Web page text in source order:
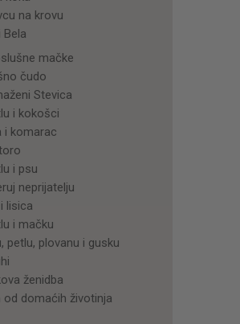
na krovu
Bela
mačke
čudo
Stevica
i kokošci
i komarac
i psu
neprijatelju
lisica
i mačku
petlu, plovanu i gusku
ženidba
od domaćih životinja